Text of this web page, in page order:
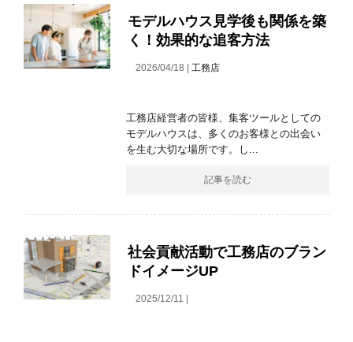
モデルハウス見学後も関係を築
く！効果的な追客方法
2026/04/18 | 工務店
工務店経営者の皆様、集客ツールとしての
モデルハウスは、多くのお客様との出会い
を生む大切な場所です。し...
記事を読む
社会貢献活動で工務店のブラン
ドイメージUP
2025/12/11 |